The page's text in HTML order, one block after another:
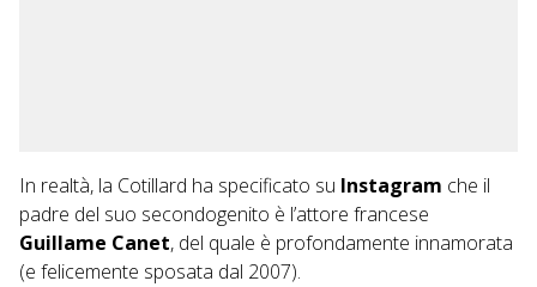
In realtà, la Cotillard ha specificato su Instagram che il
padre del suo secondogenito è l’attore francese
Guillame Canet, del quale è profondamente innamorata
(e felicemente sposata dal 2007).